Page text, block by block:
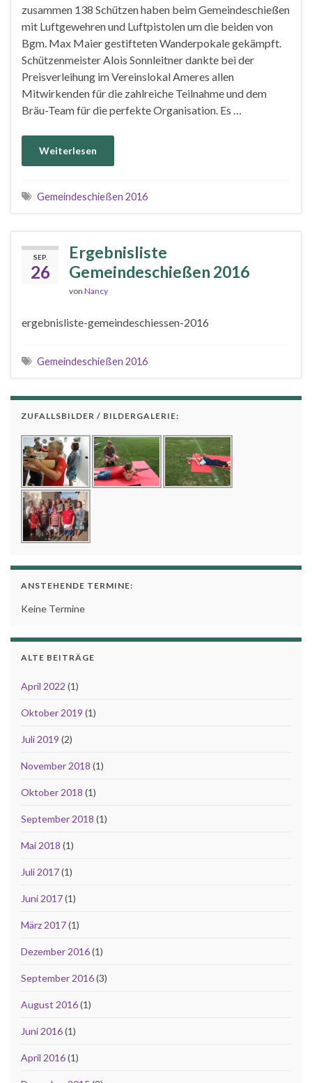
zusammen 138 Schützen haben beim Gemeindeschießen
mit Luftgewehren und Luftpistolen um die beiden von
Bgm. Max Maier gestifteten Wanderpokale gekämpft.
Schützenmeister Alois Sonnleitner dankte bei der
Preisverleihung im Vereinslokal Ameres allen
Mitwirkenden für die zahlreiche Teilnahme und dem
Bräu-Team für die perfekte Organisation. Es …
Weiterlesen
Gemeindeschießen 2016
SEP.
26
Ergebnisliste
Gemeindeschießen 2016
von Nancy
ergebnisliste-gemeindeschiessen-2016
Gemeindeschießen 2016
ZUFALLSBILDER / BILDERGALERIE:
ANSTEHENDE TERMINE:
Keine Termine
ALTE BEITRÄGE
April 2022 (1)
Oktober 2019 (1)
Juli 2019 (2)
November 2018 (1)
Oktober 2018 (1)
September 2018 (1)
Mai 2018 (1)
Juli 2017(1)
Juni 2017(1)
März 2017(1)
Dezember 2016(1)
September 2016(3)
August 2016(1)
Juni 2016(1)
April 2016(1)